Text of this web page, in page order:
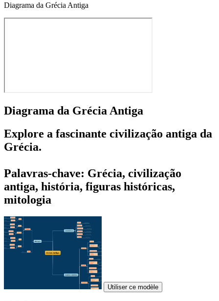
Diagrama da Grécia Antiga
Diagrama da Grécia Antiga
Explore a fascinante civilização antiga da
Grécia.
Palavras-chave: Grécia, civilização
antiga, história, figuras históricas,
mitologia
Utiliser ce modèle